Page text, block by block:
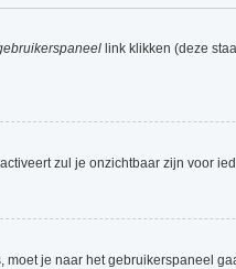
link klikken (deze
zul je onzichtbaar zijn voor
je naar het gebruikerspaneel